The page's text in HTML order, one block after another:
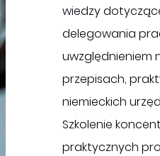
wiedzy
delegowania
uwzględnieniem
przepisach,
niemieckich
Szkolenie
praktycznych